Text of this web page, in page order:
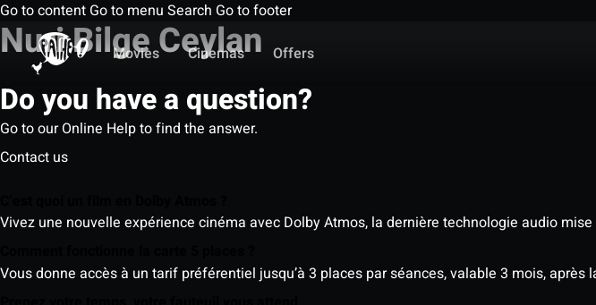
Go to content Go to menu Search Go to footer
Movies
Cinemas Offers
Nuri Bilge Ceylan
Do you have a question?
Go to our Online Help to find the answer.
Contact us
Vivez une nouvelle expérience cinéma avec Dolby Atmos, la dernière technologie audio
Vous donne accès à un tarif préférentiel jusqu’à 3 places par séances, valable 3 mois,